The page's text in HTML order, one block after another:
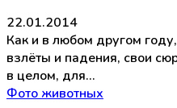
22.01.2014
Как и в любом другом
взлёты и падения, свои
в целом, для…
Фото животных